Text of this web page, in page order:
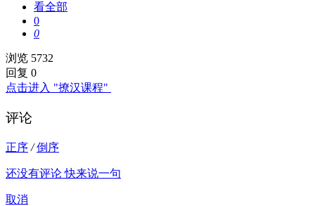
看全部
0
0
浏览 5732
回复 0
点击进入 "撩汉课程"
评论
正序 / 倒序
还没有评论 快来说一句
取消